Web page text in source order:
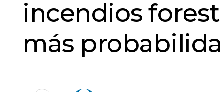
incendios
más